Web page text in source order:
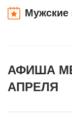
Мужские
АФИША
АПРЕЛЯ